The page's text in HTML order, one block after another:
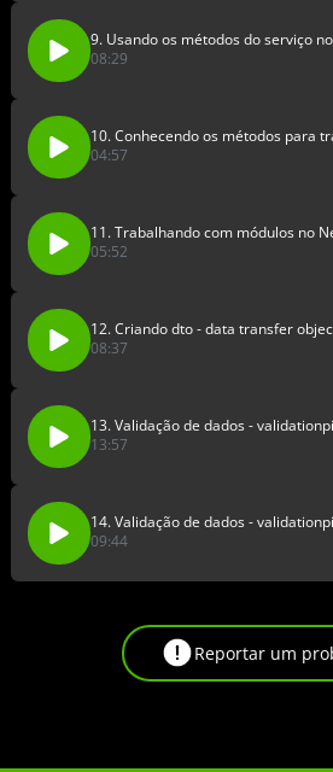
9. Usando os métodos do serviço
08:29
10. Conhecendo os métodos para
04:57
11. Trabalhando com módulos no
05:52
12. Criando dto - data transfer
08:37
13. Validação de dados -
13:57
14. Validação de dados -
09:44
Reportar um